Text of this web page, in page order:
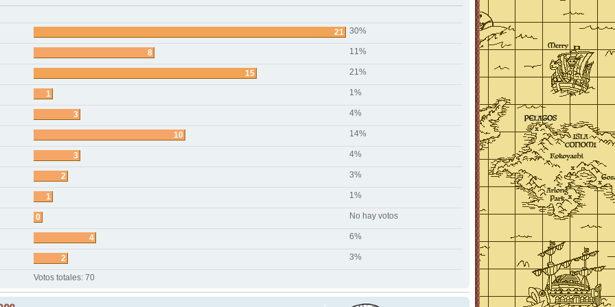
21 30%
8 11%
15 21%
1 1%
3 4%
10 14%
3 4%
2 3%
1 1%
0 No hay votos
4 6%
2 3%
Votos totales: 70